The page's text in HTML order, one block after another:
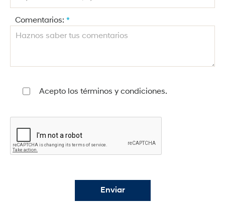
Comentarios: *
Acepto los términos y condiciones.
Enviar